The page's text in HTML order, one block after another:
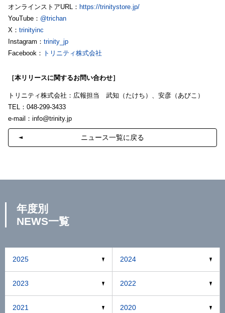
オンラインストアURL： https://trinitystore.jp/
YouTube： @trichan
X： trinityinc
Instagram： trinity_jp
Facebook： トリニティ株式会社
［本リリースに関するお問い合わせ］
トリニティ株式会社：広報担当 武知（たけち）、安彦（あびこ）
TEL：048-299-3433
e-mail： info@trinity.jp
ニュース一覧に戻る
年度別
NEWS一覧
2025 2024
2023 2022
2021 2020